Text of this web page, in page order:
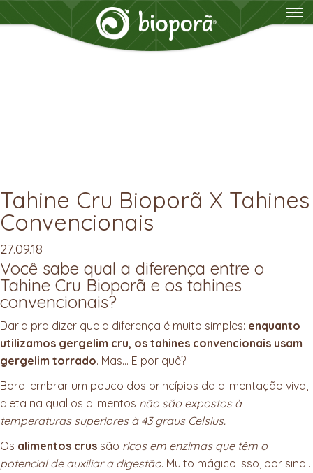
Tahine Cru Bioporã X Tahines
Convencionais
27.09.18
Você sabe qual a diferença entre o
Tahine Cru Bioporã e os tahines
convencionais?
Daria pra dizer que a diferença é muito simples: enquanto
utilizamos gergelim cru, os tahines convencionais usam
gergelim torrado. Mas… E por quê?
Bora lembrar um pouco dos princípios da alimentação viva,
dieta na qual os alimentos não são expostos à
temperaturas superiores à 43 graus Celsius.
Os alimentos crus são ricos em enzimas que têm o
potencial de auxiliar a digestão. Muito mágico isso, por sinal.